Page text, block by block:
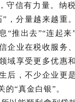
守信有力量。纳
”，分量越来越重
“推出去”“连起来
企业在税收服务
域享受更多优惠
后，不少企业更
的“真金白银”。